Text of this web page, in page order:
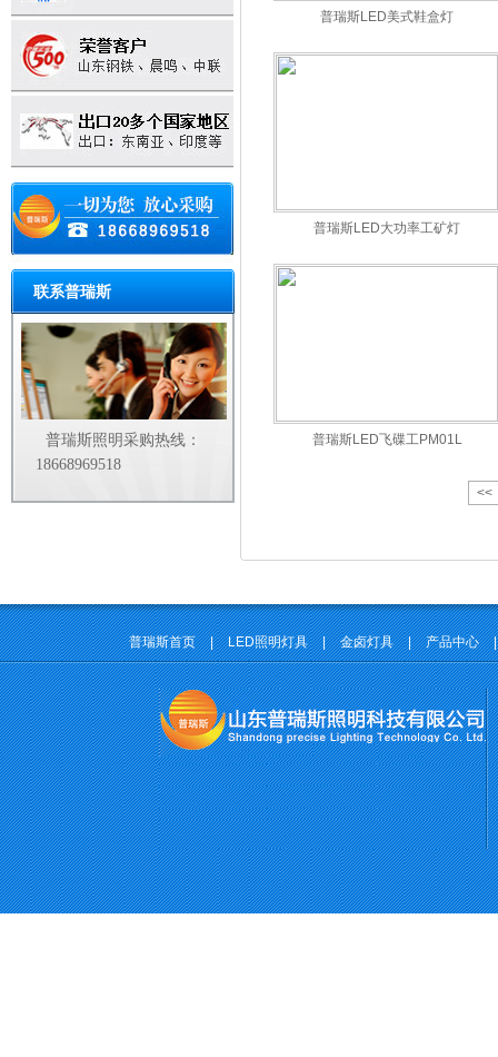
联系普瑞斯
普瑞斯照明采购热线：
18668969518
普瑞斯LED美式鞋盒灯
普瑞斯LED大功率工矿灯
普瑞斯LED飞碟工PM01L
<<
普瑞斯首页 | LED照明灯具 | 金卤灯具 | 产品中心 |